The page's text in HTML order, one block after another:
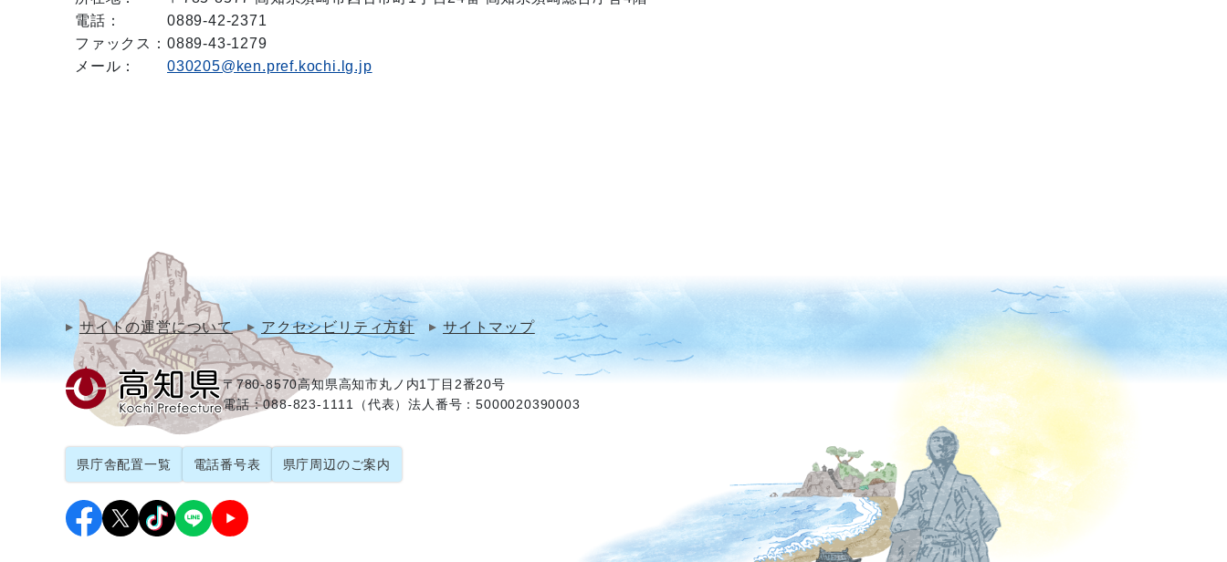
電話：
0889-42-2371
ファックス： 0889-43-1279
メール：
030205@ken.pref.kochi.lg.jp
サイトの運営について アクセシビリティ方針 サイトマップ
〒780-8570高知県高知市丸ノ内1丁目2番20号
電話：088-823-1111（代表）法人番号：5000020390003
県庁舎配置一覧 電話番号表 県庁周辺のご案内